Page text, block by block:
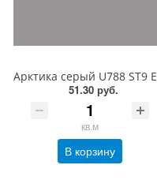
51.30 руб.
кв.м
В корзину